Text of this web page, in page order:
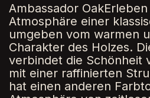
Ambassador OakErleben
Atmosphäre einer
umgeben vom warmen
Charakter des Holzes.
verbindet die Schönheit
mit einer raffinierten
hat einen anderen